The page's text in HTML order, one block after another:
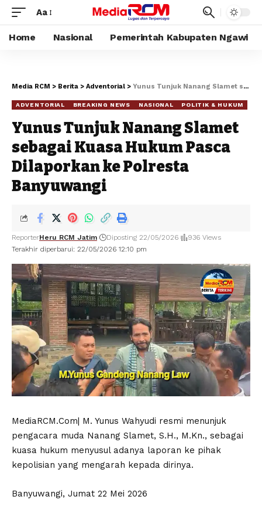
Aa
Home Nasional Pemerintah Kabupaten Ngawi
Media RCM > Berita > Adventorial > Yunus Tunjuk Nanang Slamet sebagai Kuasa Hukum Pasca Dilaporkan ke Polresta Banyuwangi
ADVENTORIAL BREAKING NEWS NASIONAL POLITIK & HUKUM
Yunus Tunjuk Nanang Slamet
sebagai Kuasa Hukum Pasca
Dilaporkan ke Polresta
Banyuwangi
Terakhir diperbarui: 22/05/2026 12:10 pm
ReporterHeru RCM Jatim Diposting 22/05/2026 936 Views
MediaRCM.Com| M. Yunus Wahyudi resmi menunjuk
pengacara muda Nanang Slamet, S.H., M.Kn., sebagai
kuasa hukum menyusul adanya laporan ke pihak
kepolisian yang mengarah kepada dirinya.
Banyuwangi, Jumat 22 Mei 2026